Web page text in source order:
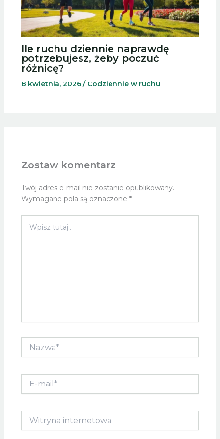
Ile ruchu dziennie naprawdę
potrzebujesz, żeby poczuć
różnicę?
8 kwietnia, 2026 / Codziennie w ruchu
Zostaw komentarz
Twój adres e-mail nie zostanie opublikowany.
Wymagane pola są oznaczone *
tutaj..
mail*
Witryna
internetowa